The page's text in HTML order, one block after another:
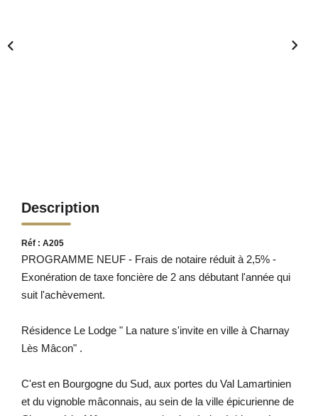
Description
Réf : A205
PROGRAMME NEUF - Frais de notaire réduit à 2,5% -
Exonération de taxe foncière de 2 ans débutant l'année qui
suit l'achèvement.
Résidence Le Lodge " La nature s'invite en ville à Charnay
Lès Mâcon" .
C'est en Bourgogne du Sud, aux portes du Val Lamartinien
et du vignoble mâconnais, au sein de la ville épicurienne de